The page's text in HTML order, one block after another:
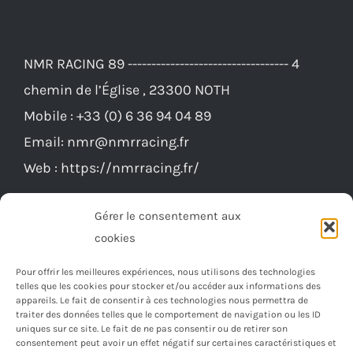
Gérer le consentement aux
cookies
Pour offrir les meilleures expériences, nous utilisons des technologies
telles que les cookies pour stocker et/ou accéder aux informations des
appareils. Le fait de consentir à ces technologies nous permettra de
traiter des données telles que le comportement de navigation ou les ID
uniques sur ce site. Le fait de ne pas consentir ou de retirer son
consentement peut avoir un effet négatif sur certaines caractéristiques et
NMR RACING 89 ---------------------------------- 4
chemin de l’Église , 23300 NOTH
Mobile : +33 (0) 6 36 94 04 89
Email: nmr@nmrracing.fr
Web : https://nmrracing.fr/